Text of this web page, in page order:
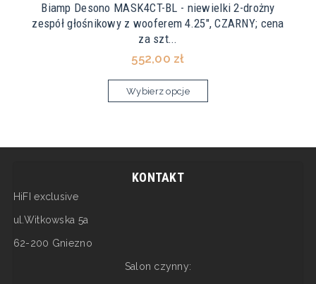
Biamp Desono MASK4CT-BL - niewielki 2-drożny
zespół głośnikowy z wooferem 4.25", CZARNY; cena
za szt...
552,00 zł
Wybierz opcje
KONTAKT
HiFI exclusive
ul.Witkowska 5a
62-200 Gniezno
Salon czynny: